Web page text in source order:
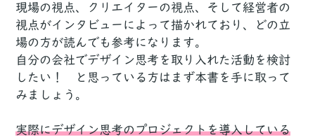
現場の視点、クリエイターの視点、そして経営者の
視点がインタビューによって描かれており、どの立
場の方が読んでも参考になります。
自分の会社でデザイン思考を取り入れた活動を検討
したい！ と思っている方はまず本書を手に取って
みましょう。
実際にデザイン思考のプロジェクトを導入している